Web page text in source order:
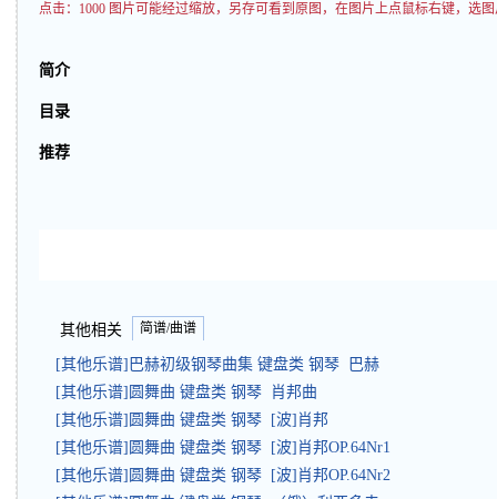
点击： 1000 图片可能经过缩放，另存可看到原图，在图片上点鼠标右键，选
简介
目录
推荐
其他相关 简谱/曲谱
[其他乐谱]巴赫初级钢琴曲集 键盘类 钢琴 巴赫
[其他乐谱]圆舞曲 键盘类 钢琴 肖邦曲
[其他乐谱]圆舞曲 键盘类 钢琴 [波]肖邦
[其他乐谱]圆舞曲 键盘类 钢琴 [波]肖邦OP.64Nr1
[其他乐谱]圆舞曲 键盘类 钢琴 [波]肖邦OP.64Nr2